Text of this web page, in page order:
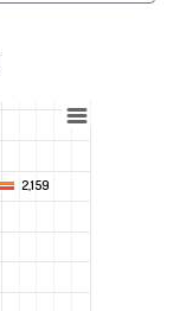
2,159
2,159